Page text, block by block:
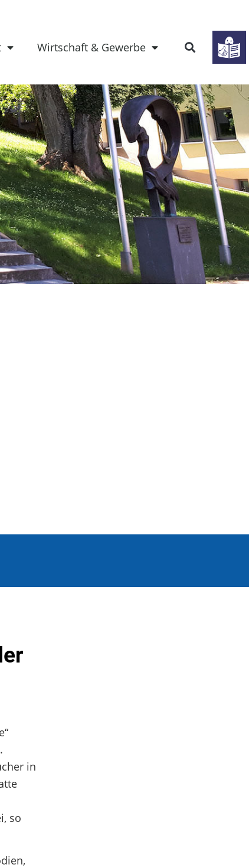
Wirtschaft & Gewerbe
in
so